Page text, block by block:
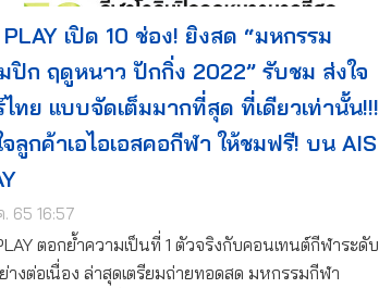
เปิด 10 ช่อง! ยิงสด “มหกรรม
ปิก ฤดูหนาว ปักกิ่ง 2022” รับชม ส่งใจ
ไทย แบบจัดเต็มมากที่สุด ที่เดียวเท่านั้น!!!
จลูกค้าเอไอเอสคอกีฬา ให้ชมฟรี! บน AIS
. 65 16:57
ตอกย้ำความเป็นที่ 1 ตัวจริงกับคอนเทนต์กีฬาระดับ
างต่อเนื่อง ล่าสุดเตรียมถ่ายทอดสด มหกรรมกีฬา